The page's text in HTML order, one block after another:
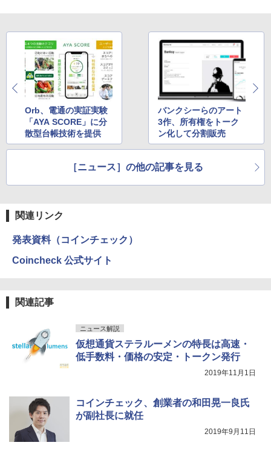
Orb、電通の実証実験
「AYA SCORE」に分
散型台帳技術を提供
バンクシーらのアート
3作、所有権をトーク
ン化して分割販売
［ニュース］の他の記事を見る
関連リンク
発表資料（コインチェック）
Coincheck 公式サイト
関連記事
ニュース解説
仮想通貨ステラルーメンの特長は高速・
低手数料・価格の安定・トークン発行
2019年11月1日
コインチェック、創業者の和田晃一良氏
が副社長に就任
2019年9月11日